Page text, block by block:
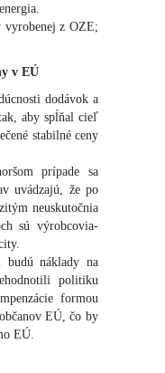
vyrobenej z OZE;
v EÚ
dodávok a
aby spĺňal cieľ
stabilné ceny
prípade sa
uvádzajú, že po
neuskutočnia
sú výrobcovia-
budú náklady na
politiku
formou
EÚ, čo by
EÚ.